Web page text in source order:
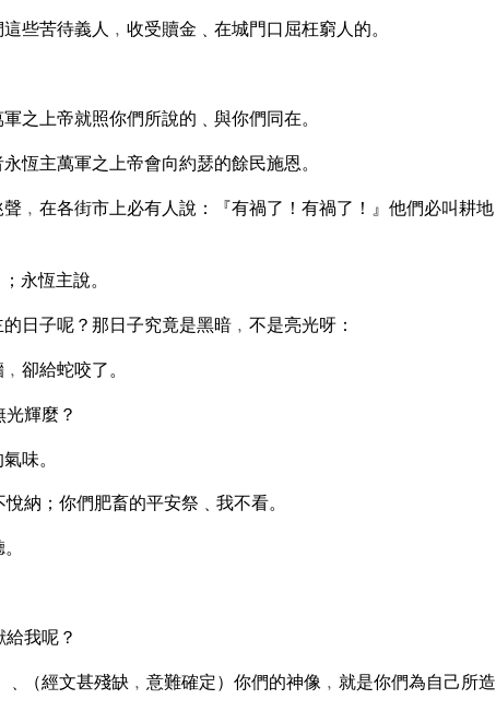
些苦待義人﹐收受贖金﹑在城門口屈枉窮人的。
之上帝就照你們所說的﹑與你們同在。
恆主萬軍之上帝會向約瑟的餘民施恩。
﹐在各街市上必有人說：『有禍了！有禍了！』他們必叫耕地
永恆主說。
日子呢？那日子究竟是黑暗﹐不是亮光呀：
卻給蛇咬了。
輝麼？
味。
納；你們肥畜的平安祭﹑我不看。
我呢？
（經文甚殘缺﹐意難確定）你們的神像﹐就是你們為自己所造